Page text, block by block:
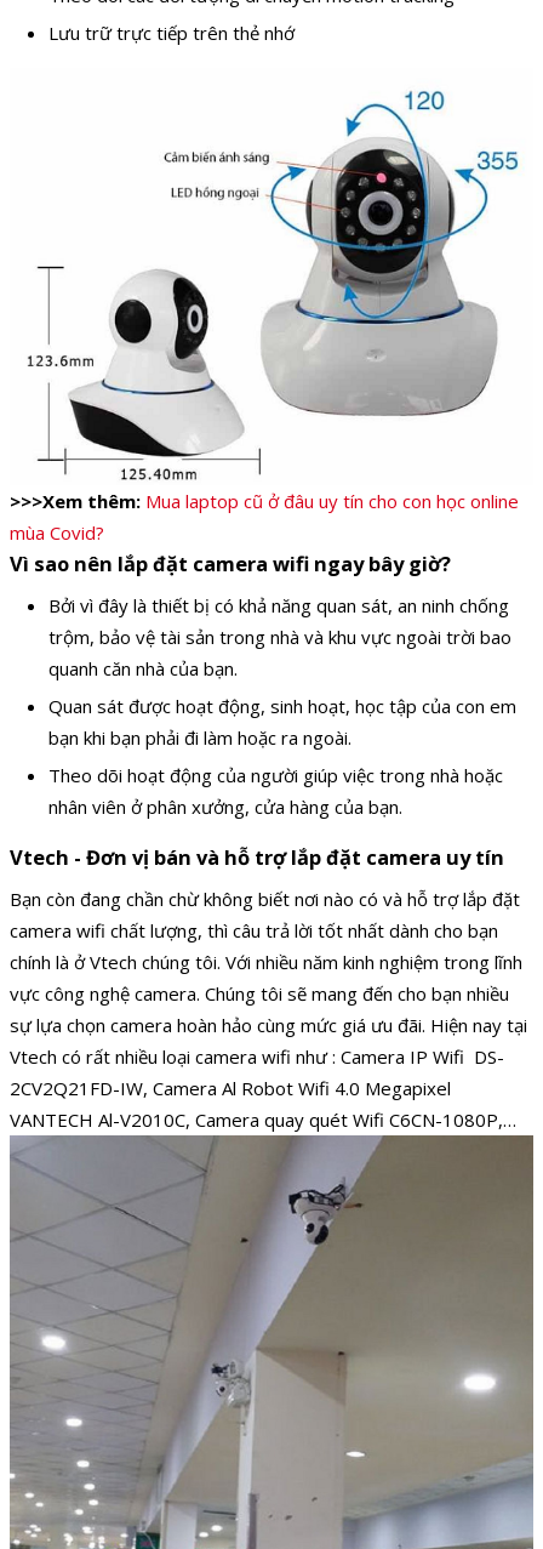
Lưu trữ trực tiếp trên thẻ nhớ
>>>Xem thêm: Mua laptop cũ ở đâu uy tín cho con học online
mùa Covid?
Vì sao nên lắp đặt camera wifi ngay bây giờ?
Bởi vì đây là thiết bị có khả năng quan sát, an ninh chống
trộm, bảo vệ tài sản trong nhà và khu vực ngoài trời bao
quanh căn nhà của bạn.
Quan sát được hoạt động, sinh hoạt, học tập của con em
bạn khi bạn phải đi làm hoặc ra ngoài.
Theo dõi hoạt động của người giúp việc trong nhà hoặc
nhân viên ở phân xưởng, cửa hàng của bạn.
Vtech - Đơn vị bán và hỗ trợ lắp đặt camera uy tín
Bạn còn đang chần chừ không biết nơi nào có và hỗ trợ lắp đặt
camera wifi chất lượng, thì câu trả lời tốt nhất dành cho bạn
chính là ở Vtech chúng tôi. Với nhiều năm kinh nghiệm trong lĩnh
vực công nghệ camera. Chúng tôi sẽ mang đến cho bạn nhiều
sự lựa chọn camera hoàn hảo cùng mức giá ưu đãi. Hiện nay tại
Vtech có rất nhiều loại camera wifi như : Camera IP Wifi DS-
2CV2Q21FD-IW, Camera Al Robot Wifi 4.0 Megapixel
VANTECH Al-V2010C, Camera quay quét Wifi C6CN-1080P,…